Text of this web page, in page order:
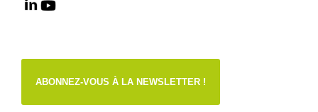
ABONNEZ-VOUS À LA NEWSLETTER !